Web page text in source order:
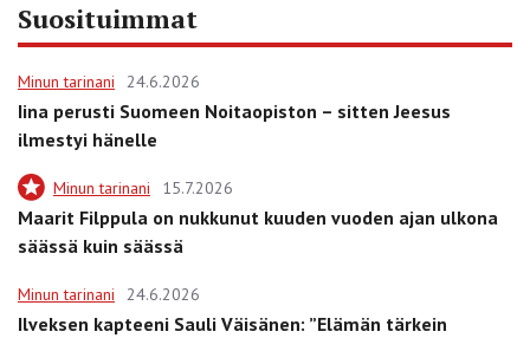
Suosituimmat
Minun tarinani 24.6.2026
Iina perusti Suomeen Noitaopiston – sitten Jeesus
ilmestyi hänelle
Minun tarinani 15.7.2026
Maarit Filppula on nukkunut kuuden vuoden ajan ulkona
säässä kuin säässä
Minun tarinani 24.6.2026
Ilveksen kapteeni Sauli Väisänen: ”Elämän tärkein